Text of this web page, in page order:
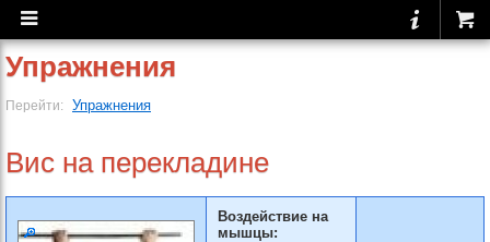
Упражнения
Перейти: Упражнения
Вис на перекладине
Воздействие на
мышцы: